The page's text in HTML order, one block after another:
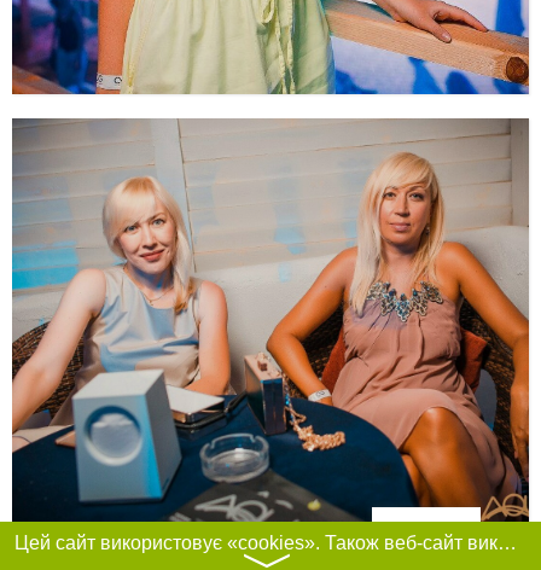
Фільтри
Цей сайт використовує «cookies». Також веб-сайт використовує інтернет-сервіс для збору технічних даних стосовно відвідувачів з метою отримання маркетингової та статистичної інформації. Умови обробки даних відвідувачів сайту див.
〉